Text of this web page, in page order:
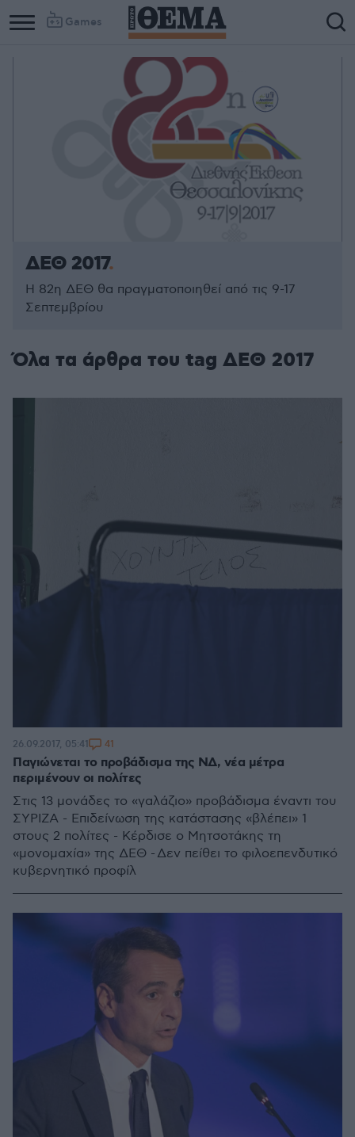
Games
Column
ΔΕΘ 2017
Η 82η ΔΕΘ θα πραγματοποιηθεί από τις 9-17
Σεπτεμβρίου
Όλα τα άρθρα του tag ΔΕΘ 2017
Παγιώνεται το προβάδισμα της ΝΔ, νέα μέτρα
περιμένουν οι πολίτες
Στις 13 μονάδες το «γαλάζιο» προβάδισμα έναντι του
ΣΥΡΙΖΑ - Επιδείνωση της κατάστασης «βλέπει» 1
στους 2 πολίτες - Κέρδισε ο Μητσοτάκης τη
«μονομαχία» της ΔΕΘ - Δεν πείθει το φιλοεπενδυτικό
κυβερνητικό προφίλ
26.09.2017, 05:41 41